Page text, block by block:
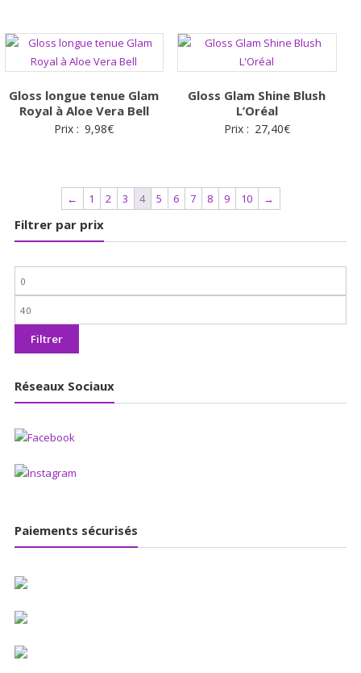
Gloss longue tenue Glam
Royal à Aloe Vera Bell
Prix : 9,98€
Gloss Glam Shine Blush
L’Oréal
Prix : 27,40€
← 1 2 3 4 5 6 7 8 9 10 →
Filtrer par prix
Prix
min
Prix
max
Filtrer
Réseaux Sociaux
Paiements sécurisés